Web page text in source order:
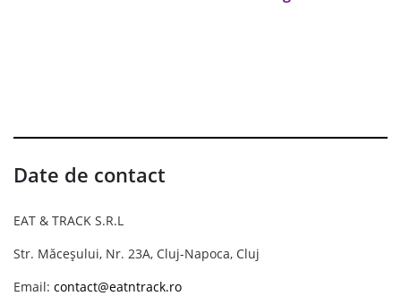
Date de contact
EAT & TRACK S.R.L
Str. Măceșului, Nr. 23A, Cluj-Napoca, Cluj
Email: contact@eatntrack.ro